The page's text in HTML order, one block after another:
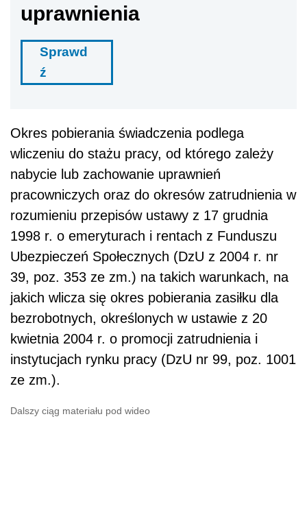
uprawnienia
Sprawd
ź
Okres pobierania świadczenia podlega
wliczeniu do stażu pracy, od którego zależy
nabycie lub zachowanie uprawnień
pracowniczych oraz do okresów zatrudnienia w
rozumieniu przepisów ustawy z 17 grudnia
1998 r. o emeryturach i rentach z Funduszu
Ubezpieczeń Społecznych (DzU z 2004 r. nr
39, poz. 353 ze zm.) na takich warunkach, na
jakich wlicza się okres pobierania zasiłku dla
bezrobotnych, określonych w ustawie z 20
kwietnia 2004 r. o promocji zatrudnienia i
instytucjach rynku pracy (DzU nr 99, poz. 1001
ze zm.).
Dalszy ciąg materiału pod wideo